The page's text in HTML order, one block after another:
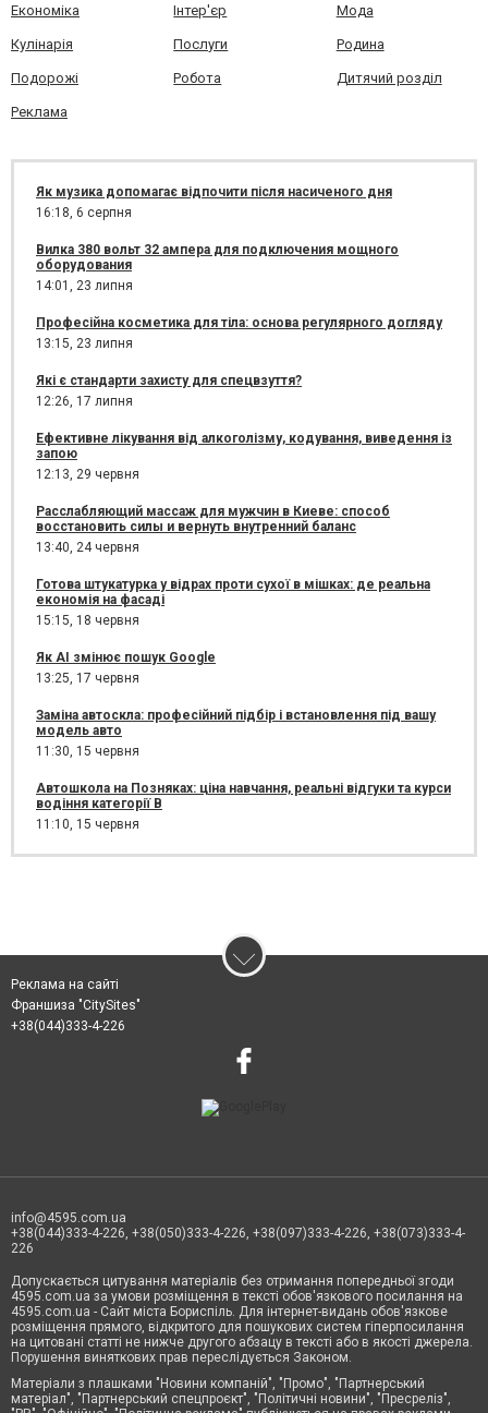
Економіка Інтер'єр Мода
Кулінарія Послуги Родина
Подорожі Робота Дитячий розділ
Реклама
Як музика допомагає відпочити після насиченого дня
16:18, 6 серпня
Вилка 380 вольт 32 ампера для подключения мощного
оборудования
14:01, 23 липня
Професійна косметика для тіла: основа регулярного догляду
13:15, 23 липня
Які є стандарти захисту для спецвзуття?
12:26, 17 липня
Ефективне лікування від алкоголізму, кодування, виведення із
запою
12:13, 29 червня
Расслабляющий массаж для мужчин в Киеве: способ
восстановить силы и вернуть внутренний баланс
13:40, 24 червня
Готова штукатурка у відрах проти сухої в мішках: де реальна
економія на фасаді
15:15, 18 червня
Як AI змінює пошук Google
13:25, 17 червня
Заміна автоскла: професійний підбір і встановлення під вашу
модель авто
11:30, 15 червня
Автошкола на Позняках: ціна навчання, реальні відгуки та курси
водіння категорії B
11:10, 15 червня
Реклама на сайті
Франшиза "CitySites"
+38(044)333-4-226
info@4595.com.ua
+38(044)333-4-226, +38(050)333-4-226, +38(097)333-4-226, +38(073)333-4-
226
Допускається цитування матеріалів без отримання попередньої згоди
4595.com.ua за умови розміщення в тексті обов'язкового посилання на
4595.com.ua - Сайт міста Бориспіль. Для інтернет-видань обов'язкове
розміщення прямого, відкритого для пошукових систем гіперпосилання
на цитовані статті не нижче другого абзацу в тексті або в якості джерела.
Порушення виняткових прав переслідується Законом.
Матеріали з плашками "Новини компаній", "Промо", "Партнерський
матеріал", "Партнерський спецпроєкт", "Політичні новини", "Пресреліз",